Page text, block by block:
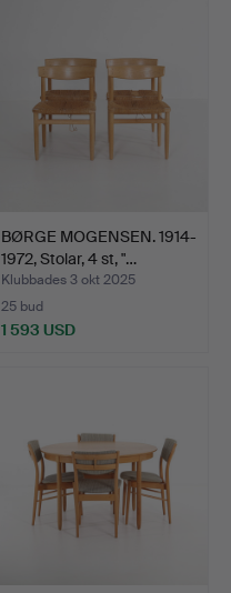
BØRGE MOGENSEN. 1914-
1972, Stolar, 4 st, "…
Klubbades 3 okt 2025
25 bud
1 593 USD